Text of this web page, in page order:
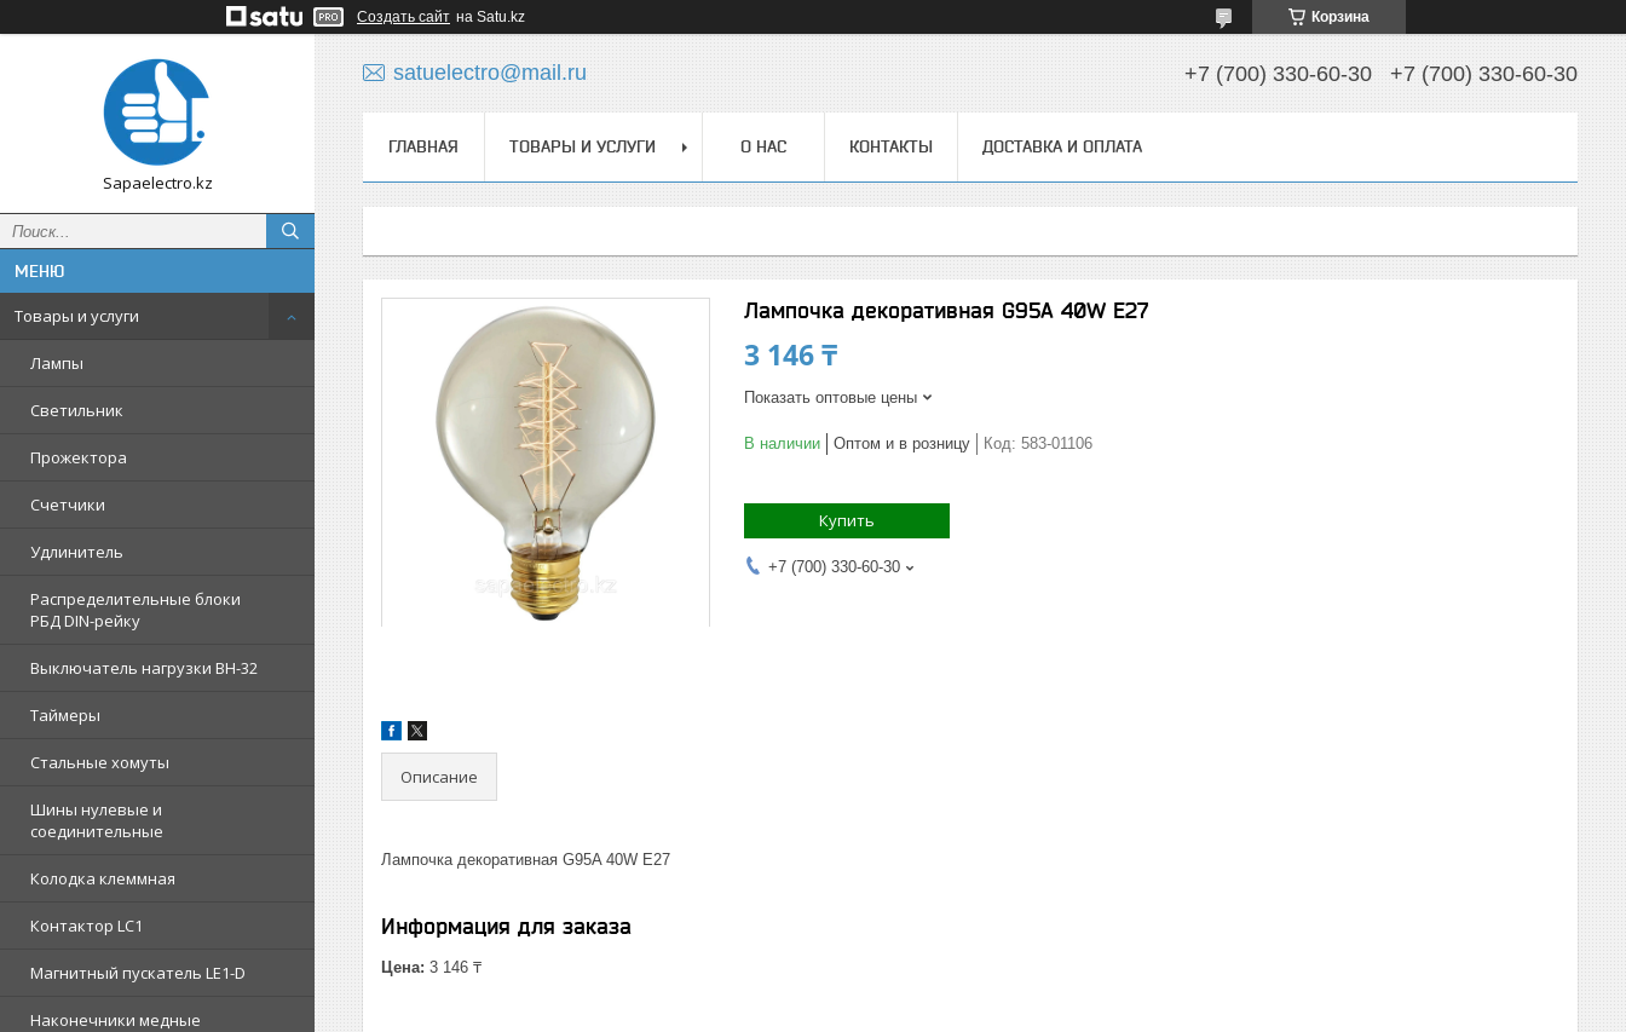
Создать сайт на Satu.kz Корзина
Sapaelectro.kz
Товары и услуги
Лампы
Светильник
Прожектора
Счетчики
Удлинитель
Распределительные блоки
РБД DIN-рейку
Выключатель нагрузки ВН-32
Таймеры
Стальные хомуты
Шины нулевые и
соединительные
Колодка клеммная
Контактор LC1
Магнитный пускатель LE1-D
Наконечники медные
satuelectro@mail.ru +7 (700) 330-60-30 +7 (700) 330-60-30
ГЛАВНАЯ ТОВАРЫ И УСЛУГИ О НАС КОНТАКТЫ ДОСТАВКА И ОПЛАТА
Лампочка декоративная G95A 40W E27
3 146 ₸
Показать оптовые цены
В наличии Оптом и в розницу Код: 583-01106
Купить
+7 (700) 330-60-30
Описание
Лампочка декоративная G95A 40W E27
Информация для заказа
Цена: 3 146 ₸